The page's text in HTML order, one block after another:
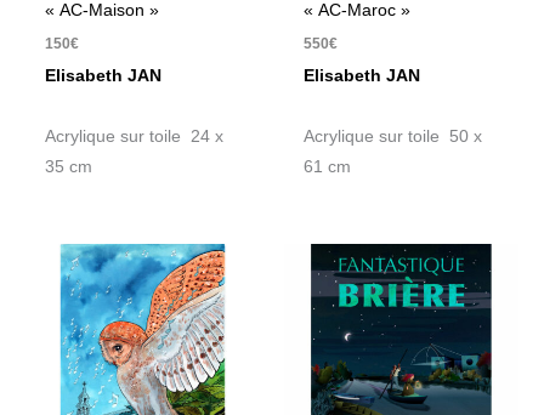
« AC-Maison »
150€
Elisabeth JAN
Acrylique sur toile 24 x
35 cm
« AC-Maroc »
550€
Elisabeth JAN
Acrylique sur toile 50 x
61 cm